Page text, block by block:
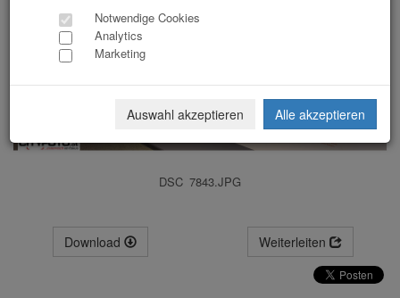
DSC_7843.JPG
Download Weiterleiten
Notwendige Cookies
Analytics
Marketing
Auswahl akzeptieren Alle akzeptieren